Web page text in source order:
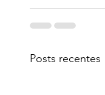
Posts recentes